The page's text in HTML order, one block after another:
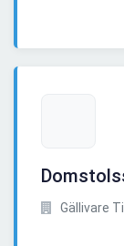
Gällivare